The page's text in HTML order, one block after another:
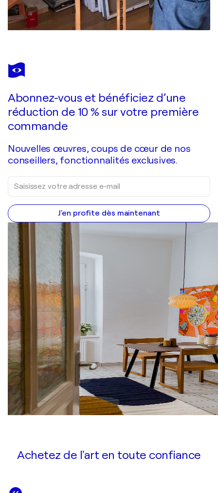
Abonnez-vous et bénéficiez d’une
réduction de 10 % sur votre première
commande
Nouvelles œuvres, coups de cœur de nos
conseillers, fonctionnalités exclusives.
J'en profite dès maintenant
Achetez de l'art en toute confiance